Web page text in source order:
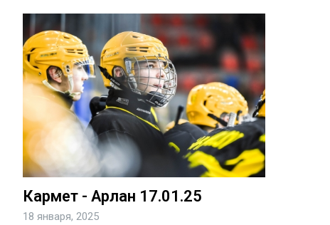
Кармет - Арлан 17.01.25
18 января, 2025